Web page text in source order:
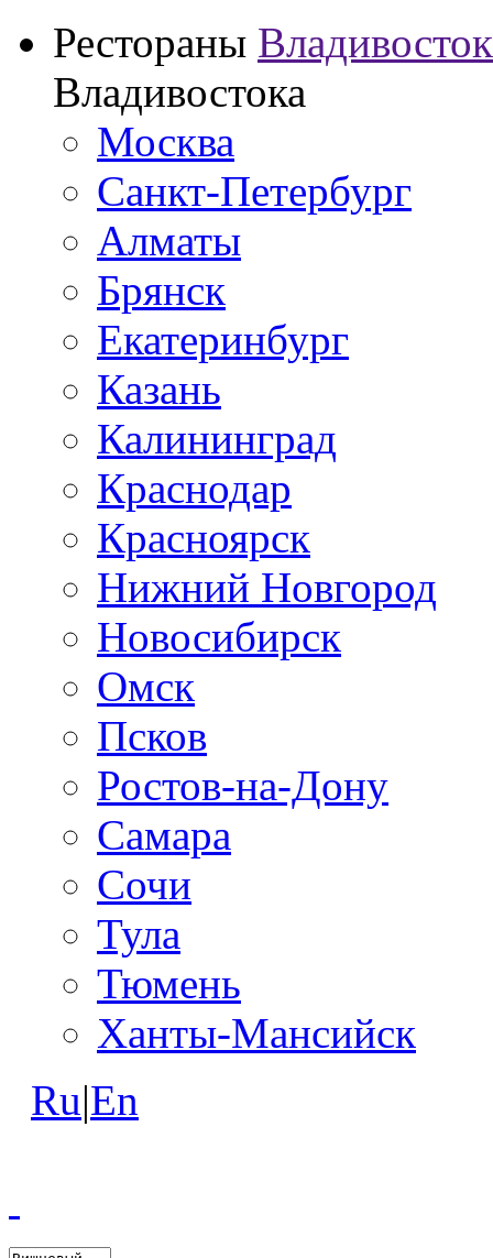
Рестораны
Владивостока
Москва
Санкт-Петербург
Алматы
Брянск
Екатеринбург
Казань
Калининград
Краснодар
Красноярск
Нижний Новгород
Новосибирск
Омск
Псков
Ростов-на-Дону
Самара
Сочи
Тула
Тюмень
Ханты-Мансийск
Ru|En